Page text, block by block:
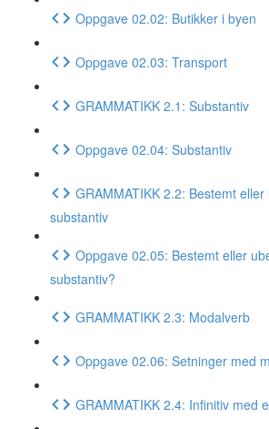
Oppgave 02.02: Butikker i byen
Oppgave 02.03: Transport
GRAMMATIKK 2.1: Substantiv
Oppgave 02.04: Substantiv
GRAMMATIKK 2.2: Bestemt
substantiv
Oppgave 02.05: Bestemt eller
substantiv?
GRAMMATIKK 2.3: Modalverb
Oppgave 02.06: Setninger med
GRAMMATIKK 2.4: Infinitiv med